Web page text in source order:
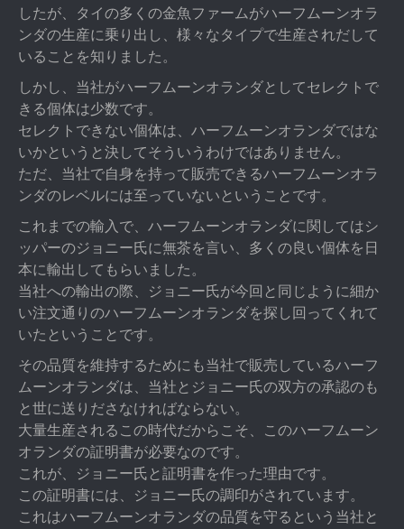
したが、タイの多くの金魚ファームがハーフムーンオラ
ンダの生産に乗り出し、様々なタイプで生産されだして
いることを知りました。
しかし、当社がハーフムーンオランダとしてセレクトで
きる個体は少数です。
セレクトできない個体は、ハーフムーンオランダではな
いかというと決してそういうわけではありません。
ただ、当社で自身を持って販売できるハーフムーンオラ
ンダのレベルには至っていないということです。
これまでの輸入で、ハーフムーンオランダに関してはシ
ッパーのジョニー氏に無茶を言い、多くの良い個体を日
本に輸出してもらいました。
当社への輸出の際、ジョニー氏が今回と同じように細か
い注文通りのハーフムーンオランダを探し回ってくれて
いたということです。
その品質を維持するためにも当社で販売しているハーフ
ムーンオランダは、当社とジョニー氏の双方の承認のも
と世に送りださなければならない。
大量生産されるこの時代だからこそ、このハーフムーン
オランダの証明書が必要なのです。
これが、ジョニー氏と証明書を作った理由です。
この証明書には、ジョニー氏の調印がされています。
これはハーフムーンオランダの品質を守るという当社と